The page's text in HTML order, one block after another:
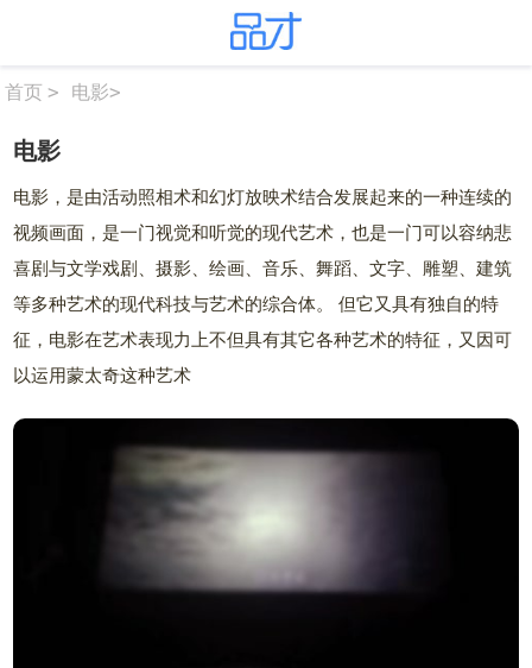
首页 > 电影>
电影
电影，是由活动照相术和幻灯放映术结合发展起来的一种连续的
视频画面，是一门视觉和听觉的现代艺术，也是一门可以容纳悲
喜剧与文学戏剧、摄影、绘画、音乐、舞蹈、文字、雕塑、建筑
等多种艺术的现代科技与艺术的综合体。 但它又具有独自的特
征，电影在艺术表现力上不但具有其它各种艺术的特征，又因可
以运用蒙太奇这种艺术